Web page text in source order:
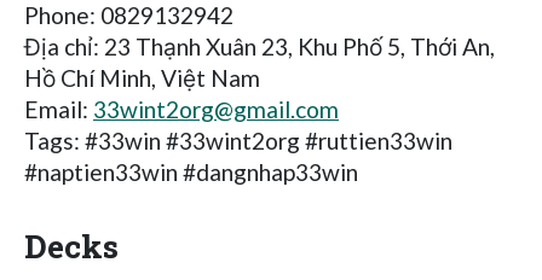
Phone: 0829132942
Địa chỉ: 23 Thạnh Xuân 23, Khu Phố 5, Thới An,
Hồ Chí Minh, Việt Nam
Email: 33wint2org@gmail.com
Tags: #33win #33wint2org #ruttien33win
#naptien33win #dangnhap33win
Decks